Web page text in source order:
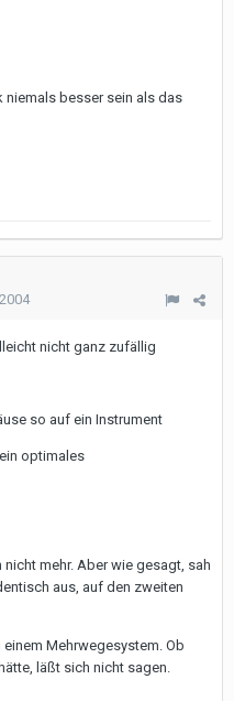
niemals besser sein als das
nicht ganz zufällig
so auf ein Instrument
optimales
mehr. Aber wie gesagt, sah
aus, auf den zweiten
Mehrwegesystem. Ob
läßt sich nicht sagen.